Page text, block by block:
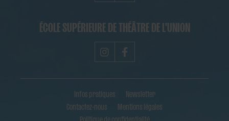
ÉCOLE SUPÉRIEURE DE THÉÂTRE DE L'UNION
Infos pratiques
Newsletter
Contactez-nous
Mentions légales
Politique de confidentialité